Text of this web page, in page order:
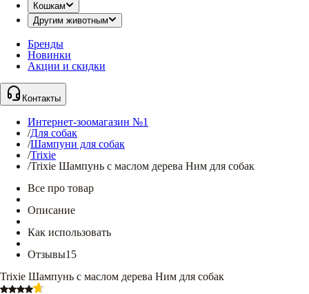
Кошкам
Другим животным
Бренды
Новинки
Акции и скидки
Контакты
Интернет-зоомагазин №1
/Для собак
/Шампуни для собак
/Trixie
/Trixie Шампунь с маслом дерева Ним для собак
Все про товар
Описание
Как использовать
Отзывы15
Trixie Шампунь с маслом дерева Ним для собак